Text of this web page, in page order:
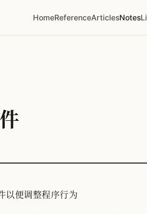
HomeReferenceArticlesNotes
便调整程序行为